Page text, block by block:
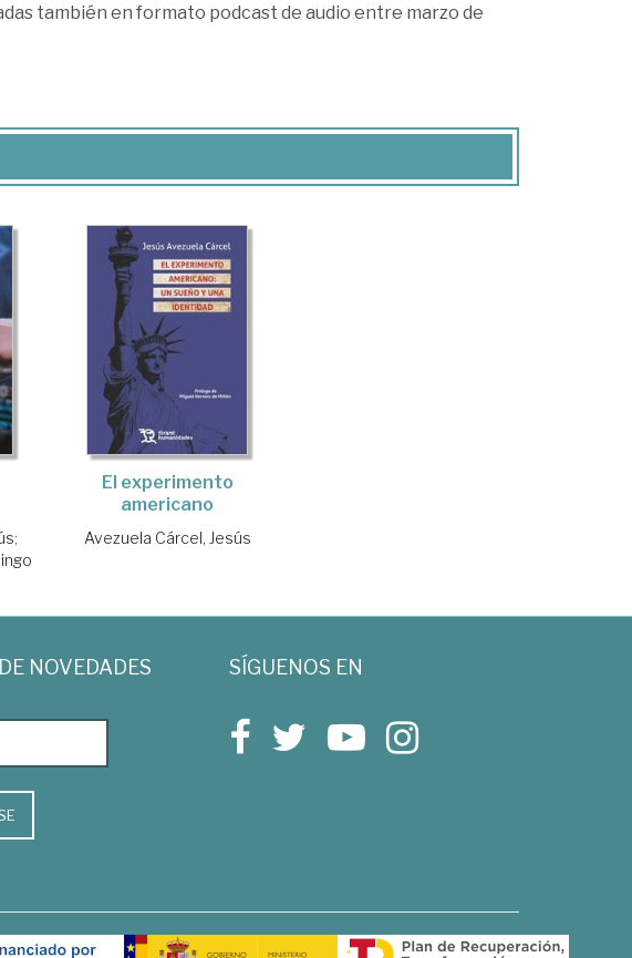
también en formato podcast de audio entre marzo de
;
El experimento
americano
Avezuela Cárcel, Jesús
NOVEDADES SÍGUENOS EN